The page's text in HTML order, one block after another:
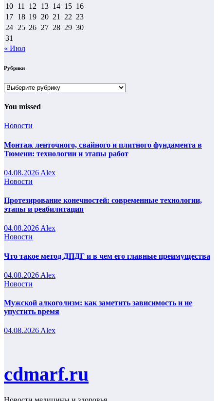
10 11 12 13 14 15 16
17 18 19 20 21 22 23
24 25 26 27 28 29 30
31
« Июл
Рубрики
Рубрики
You missed
Новости
Монтаж ленточного, свайного и плитного фундамента в
Тюмени: технологии и этапы работ
04.08.2026 Alex
Новости
Протезирование конечностей: современные технологии,
этапы и реабилитация
04.08.2026 Alex
Новости
Что такое метод ДПДГ и в чем его главные преимущества
04.08.2026 Alex
Новости
Мужской алкоголизм: как заметить зависимость и не
упустить время
04.08.2026Alex
cdmarf.ru